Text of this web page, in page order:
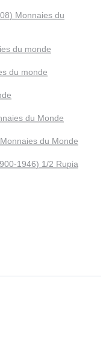
Monnaies du
du monde
du monde
du Monde
du Monde
1946) 1/2 Rupia